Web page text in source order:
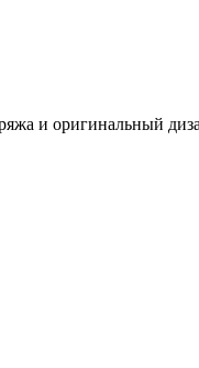
и оригинальный